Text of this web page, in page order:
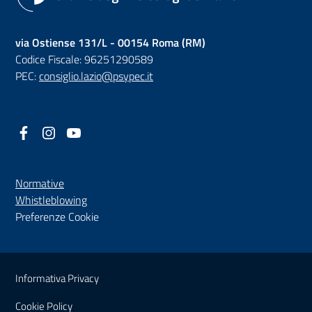
via Ostiense 131/L - 00154 Roma (RM)
Codice Fiscale: 96251290589
PEC:consiglio.lazio@psypec.it
Facebook
(nuova scheda - new tab)
Instagram
(nuova scheda - new tab)
Normative
Whistleblowing(nuova scheda - new tab)
Preferenze Cookie
Sezione Link Utili
Informativa Privacy
Cookie Policy